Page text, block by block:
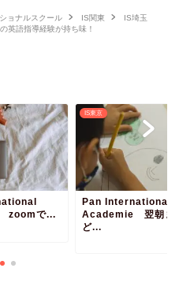
ョナルスクール IS関東
IS埼玉
語指導経験が持ち味！
zoomで...
IS東京
Pan International
Academie 翌朝ま
ど...